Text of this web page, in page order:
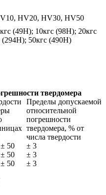
HV20, HV30, HV50
(49Н); 10кгс (98Н); 20кгс
(294Н); 50кгс (490Н)
твердомера
Пределы допускаемой
относительной
погрешности
твердомера, % от
числа твердости
50
± 3
50
± 3
50
± 3